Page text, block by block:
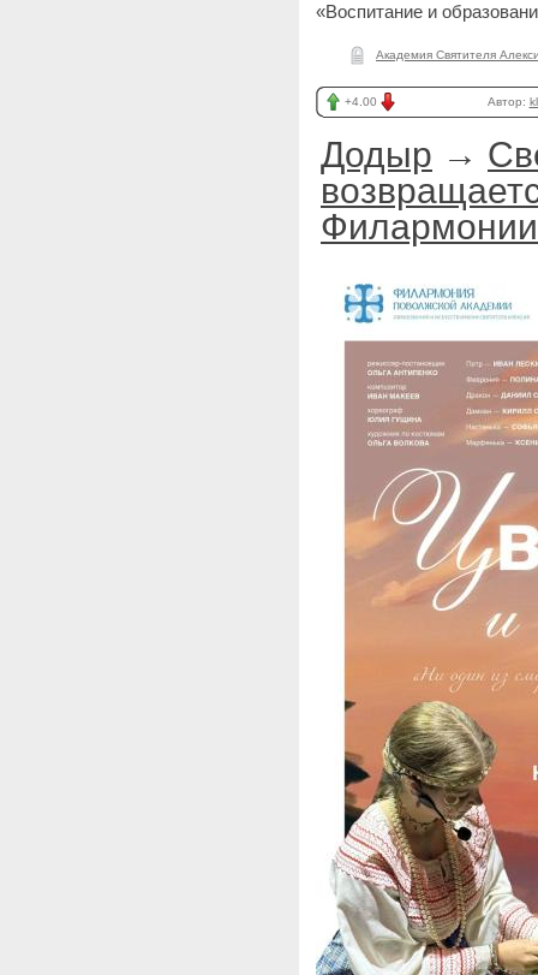
«Воспитание и
Академия Святителя
+4.00 Автор:
Додыр →